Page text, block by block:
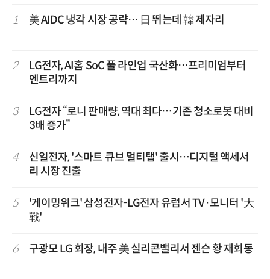
1 美 AIDC 냉각 시장 공략… 日 뛰는데 韓 제자리
2
LG전자, AI홈 SoC 풀 라인업 국산화…프리미엄부터
엔트리까지
3
LG전자 “로니 판매량, 역대 최다…기존 청소로봇 대비
3배 증가”
4
신일전자, '스마트 큐브 멀티탭' 출시…디지털 액세서
리 시장 진출
5
'게이밍위크' 삼성전자-LG전자 유럽서 TV·모니터 '大
戰'
6 구광모 LG 회장, 내주 美 실리콘밸리서 젠슨 황 재회동